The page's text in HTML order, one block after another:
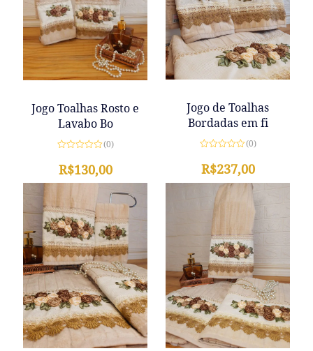
Jogo Toalhas Rosto e
Lavabo Bo
0
de
5
(0)
R$130,00
Jogo de Toalhas
Bordadas em fi
0
de
(0)
R$237,00